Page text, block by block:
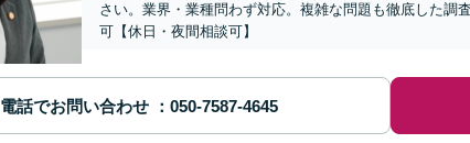
さい。業界・業種問わず対応。複雑な問題も徹底した調
可【休日・夜間相談可】
電話でお問い合わせ